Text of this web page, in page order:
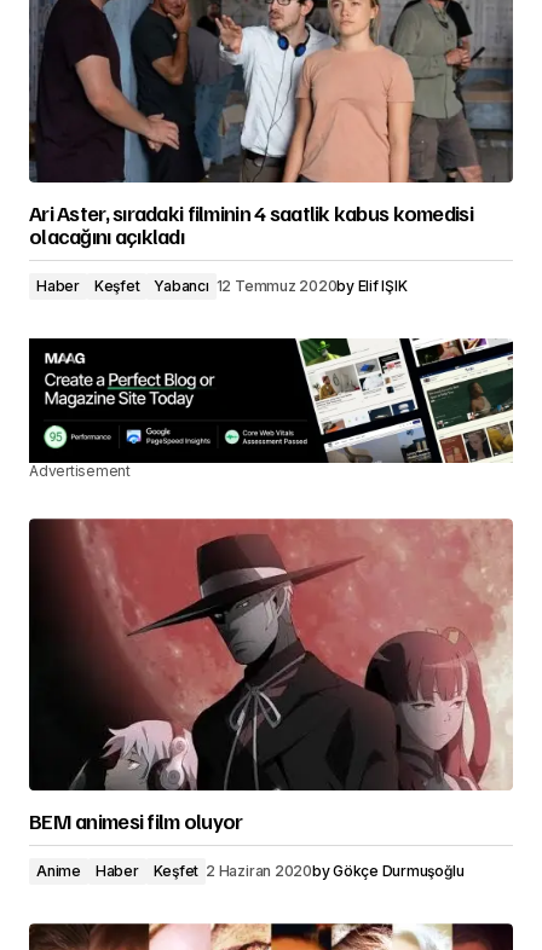
Ari Aster, sıradaki filminin 4 saatlik kabus komedisi
olacağını açıkladı
Haber Keşfet Yabancı 12 Temmuz 2020by Elif IŞIK
Advertisement
BEM animesi film oluyor
Anime Haber Keşfet 2 Haziran 2020byGökçe Durmuşoğlu